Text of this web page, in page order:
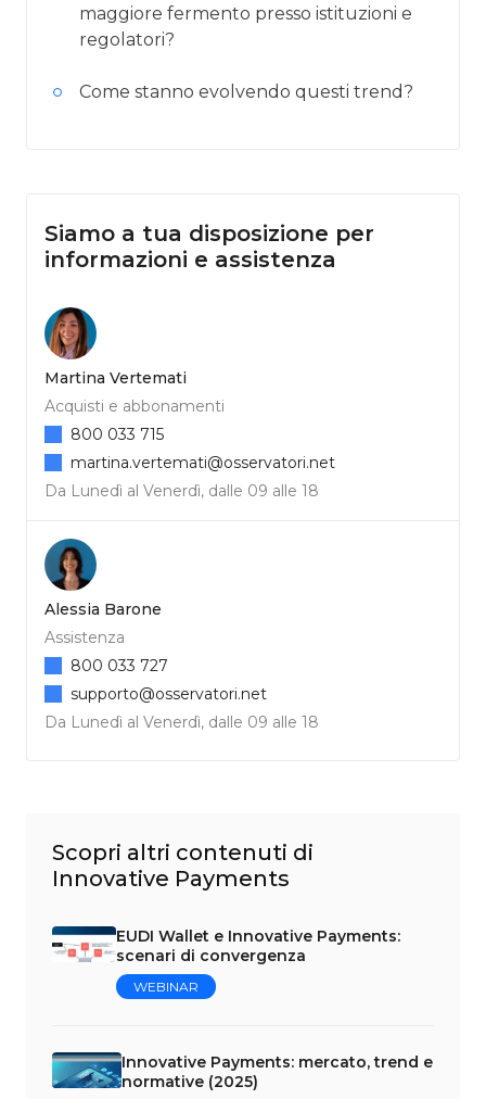
maggiore fermento presso istituzioni e
regolatori?
Come stanno evolvendo questi trend?
Siamo a tua disposizione per
informazioni e assistenza
Martina Vertemati
Acquisti e abbonamenti
Da Lunedì al Venerdì, dalle 09 alle 18
800 033 715
martina.vertemati@osservatori.net
Alessia Barone
Assistenza
Da Lunedì al Venerdì, dalle 09 alle 18
800 033 727
supporto@osservatori.net
Scopri altri contenuti di
Innovative Payments
EUDI Wallet e Innovative Payments:
scenari di convergenza
WEBINAR
Innovative Payments: mercato, trend e
normative (2025)